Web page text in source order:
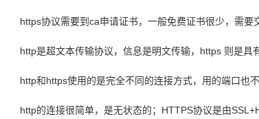
https协议需要到ca申请证书，一般免费证书很少，需要交
http是超文本传输协议，信息是明文传输，https 则是具有
http和https使用的是完全不同的连接方式，用的端口也不
http的连接很简单，是无状态的；HTTPS协议是由